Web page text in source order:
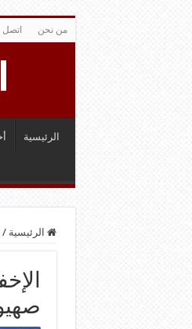
من نحن اتصل
الرئيسية
الرئيسية /